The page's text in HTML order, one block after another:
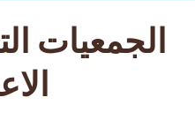
الجمعيات